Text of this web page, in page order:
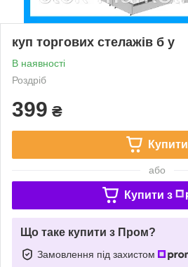
куп торгових стелажів б у
В наявності
Роздріб
399 ₴
Купити
або
Купити з
Що таке купити з Пром?
Замовлення під захистом